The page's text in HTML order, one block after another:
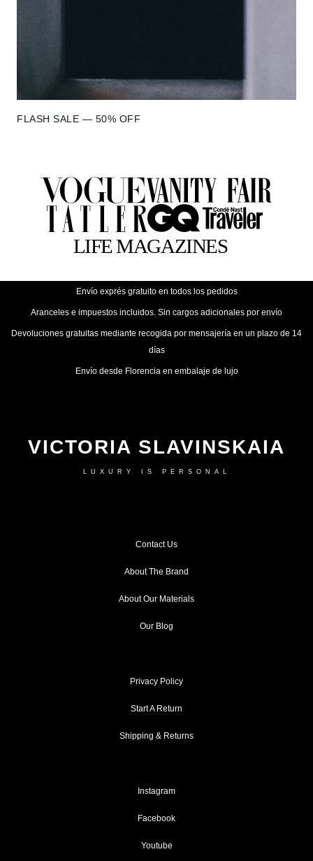
FLASH SALE — 50% OFF
Envío exprés gratuito en todos los pedidos
Aranceles e impuestos incluidos. Sin cargos adicionales por envío
Devoluciones gratuitas mediante recogida por mensajería en un plazo de 14
días
Envío desde Florencia en embalaje de lujo
VICTORIA SLAVINSKAIA
LUXURY IS PERSONAL
Contact Us
About The Brand
About Our Materials
Our Blog
Privacy Policy
Start A Return
Shipping & Returns
Instagram
Facebook
Youtube